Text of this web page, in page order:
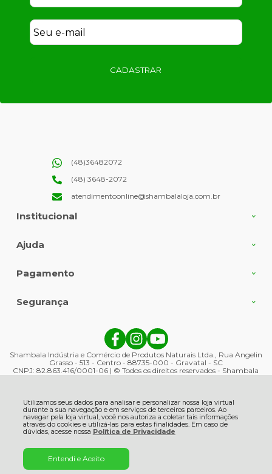
Utilizamos seus dados para analisar e personalizar nossa loja virtual
durante a sua navegação e em serviços de terceiros parceiros. Ao
navegar pela loja virtual, você nos autoriza a coletar tais informações
através do cookies e utilizá-las para estas finalidades. Em caso de
dúvidas, acesse nossa Política de Privacidade
Entendi e Aceito
CADASTRAR
Institucional
Ajuda
(48)36482072
(48) 3648-2072
atendimentoonline@shambalaloja.com.br
Pagamento
Segurança
Shambala Indústria e Comércio de Produtos Naturais Ltda., Rua Angelin
Grasso - 513 - Centro - 88735-000 - Gravatal - SC
CNPJ: 82.863.416/0001-06 | © Todos os direitos reservados - Shambala